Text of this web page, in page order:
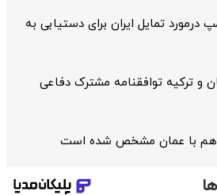
درمورد تمایل ایران برای دستیابی به
و ترکیه توافقنامه مشترک دفاعی
با عمان مشخص شده است